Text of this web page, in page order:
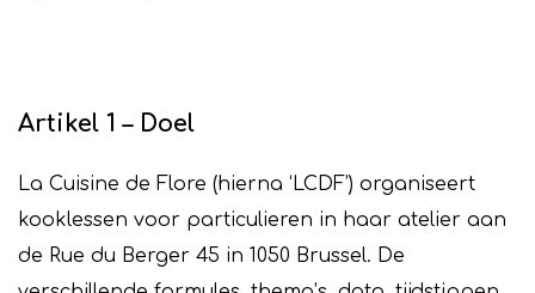
Artikel 1 – Doel
La Cuisine de Flore (hierna ‘LCDF’) organiseert
kooklessen voor particulieren in haar atelier aan
de Rue du Berger 45 in 1050 Brussel. De